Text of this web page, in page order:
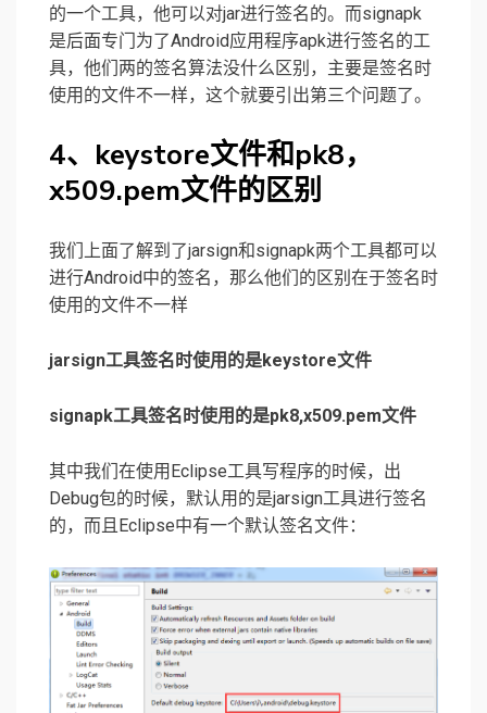
的一个工具，他可以对jar进行签名的。而signapk
是后面专门为了Android应用程序apk进行签名的工
具，他们两的签名算法没什么区别，主要是签名时
使用的文件不一样，这个就要引出第三个问题了。
4、keystore文件和pk8，
x509.pem文件的区别
我们上面了解到了jarsign和signapk两个工具都可以
进行Android中的签名，那么他们的区别在于签名时
使用的文件不一样
jarsign工具签名时使用的是keystore文件
signapk工具签名时使用的是pk8,x509.pem文件
其中我们在使用Eclipse工具写程序的时候，出
Debug包的时候，默认用的是jarsign工具进行签名
的，而且Eclipse中有一个默认签名文件：